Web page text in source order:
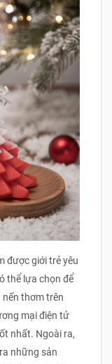
được giới trẻ yêu
thể lựa chọn để
nến thơm trên
mại điện tử
nhất. Ngoài ra,
những sản